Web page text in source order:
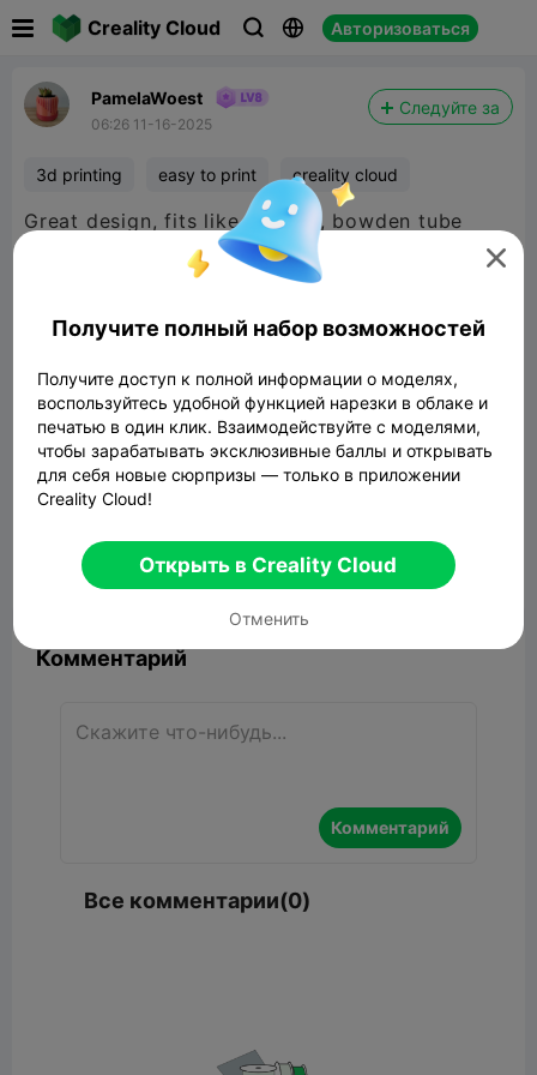
Creality Cloud   Авторизоваться
PamelaWoest
06:26 11-16-2025
Следуйте за
3d printing easy to print creality cloud
Great design, fits like a glove, bowden tube
moving without touching the lid. Perfect fit.
Сообщить об этом 8 
Комментарий
Комментарий
Все комментарии(0)

Получите полный набор возможностей
Получите доступ к полной информации о моделях,
воспользуйтесь удобной функцией нарезки в облаке и
печатью в один клик. Взаимодействуйте с моделями,
чтобы зарабатывать эксклюзивные баллы и открывать
для себя новые сюрпризы — только в приложении
Creality Cloud!
Открыть в Creality Cloud
Отменить